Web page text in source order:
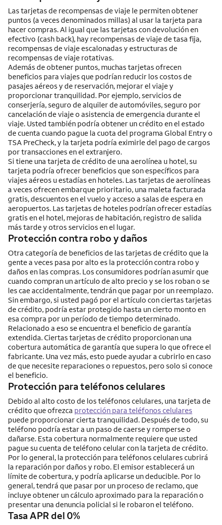
Las tarjetas de recompensas de viaje le permiten obtener
puntos (a veces denominados millas) al usar la tarjeta para
hacer compras. Al igual que las tarjetas con devolución en
efectivo (cash back), hay recompensas de viaje de tasa fija,
recompensas de viaje escalonadas y estructuras de
recompensas de viaje rotativas.
Además de obtener puntos, muchas tarjetas ofrecen
beneficios para viajes que podrían reducir los costos de
pasajes aéreos y de reservación, mejorar el viaje y
proporcionar tranquilidad. Por ejemplo, servicios de
conserjería, seguro de alquiler de automóviles, seguro por
cancelación de viaje o asistencia de emergencia durante el
viaje. Usted también podría obtener un crédito en el estado
de cuenta cuando pague la cuota del programa Global Entry o
TSA PreCheck, y la tarjeta podría eximirle del pago de cargos
por transacciones en el extranjero.
Si tiene una tarjeta de crédito de una aerolínea u hotel, su
tarjeta podría ofrecer beneficios que son específicos para
viajes aéreos u estadías en hoteles. Las tarjetas de aerolíneas
a veces ofrecen embarque prioritario, una maleta facturada
gratis, descuentos en el vuelo y acceso a salas de espera en
aeropuertos. Las tarjetas de hoteles podrían ofrecer estadías
gratis en el hotel, mejoras de habitación, registro de salida
más tarde y otros servicios en el lugar.
Protección contra robo y daños
Otra categoría de beneficios de las tarjetas de crédito que la
gente a veces pasa por alto es la protección contra robo y
daños en las compras. Los consumidores podrían asumir que
cuando compran un artículo de alto precio y se los roban o se
les cae accidentalmente, tendrán que pagar por un reemplazo.
Sin embargo, si usted pagó por el artículo con ciertas tarjetas
de crédito, podría estar protegido hasta un cierto monto en
esa compra por un período de tiempo determinado.
Relacionado a eso se encuentra el beneficio de garantía
extendida. Ciertas tarjetas de crédito proporcionan una
cobertura automática de garantía que supera lo que ofrece el
fabricante. Una vez más, esto puede ayudar a cubrirlo en caso
de que necesite reparaciones o repuestos, pero solo si conoce
el beneficio.
Protección para teléfonos celulares
Debido al alto costo de los teléfonos celulares, una tarjeta de
crédito que ofrezca protección para teléfonos celulares
puede proporcionar cierta tranquilidad. Después de todo, su
teléfono podría estar a un paso de caerse y romperse o
dañarse. Esta cobertura normalmente requiere que usted
pague su cuenta de teléfono celular con la tarjeta de crédito.
Por lo general, la protección para teléfonos celulares cubrirá
la reparación por daños y robo. El emisor establecerá un
límite de cobertura, y podría aplicarse un deducible. Por lo
general, tendrá que pasar por un proceso de reclamo, que
incluye obtener un cálculo aproximado para la reparación o
presentar una denuncia policial si le robaron el teléfono.
Tasa APR del 0%